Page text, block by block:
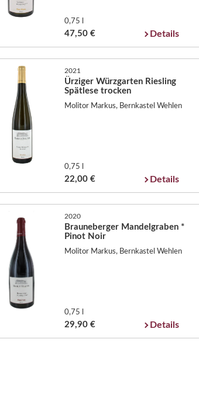
0,75 l
47,50 € Details
2021
Ürziger Würzgarten Riesling
Spätlese trocken
Molitor Markus, Bernkastel Wehlen
0,75 l
22,00 € Details
2020
Brauneberger Mandelgraben *
Pinot Noir
Molitor Markus, Bernkastel Wehlen
0,75 l
29,90 € Details